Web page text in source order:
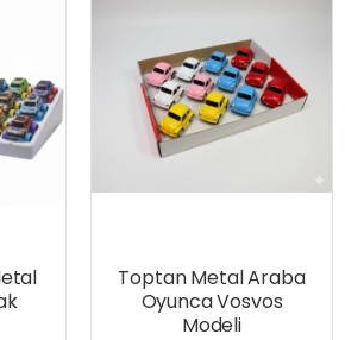
Toptan Metal Araba
Oyunca Vosvos
Modeli